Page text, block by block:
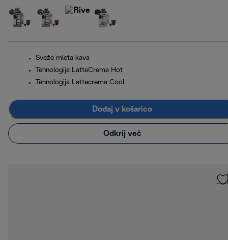
Sveže mleta kava
Tehnologija LatteCrema Hot
Tehnologija Lattecrema Cool
Dodaj v košarico
Odkrij več